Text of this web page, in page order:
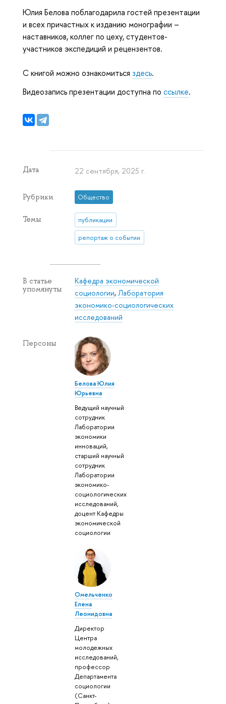
Юлия Белова поблагодарила гостей презентации
и всех причастных к изданию монографии –
наставников, коллег по цеху, студентов-
участников экспедиций и рецензентов.
С книгой можно ознакомиться здесь.
Видеозапись презентации доступна по ссылке.
Дата 22 сентября, 2025 г.
Рубрики Общество
Темы публикации
репортаж о событии
В статье
упомянуты
Кафедра экономической
социологии, Лаборатория
экономико-социологических
исследований
Персоны
Белова Юлия
Юрьевна
Ведущий научный
сотрудник
Лаборатории
экономики
инноваций,
старший научный
сотрудник
Лаборатории
экономико-
социологических
исследований,
доцент Кафедры
экономической
социологии
Омельченко
Елена
Леонидовна
Директор
Центра
молодежных
исследований,
профессор
Департамента
социологии
(Санкт-